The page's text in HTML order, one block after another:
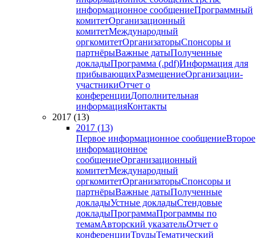
информационное сообщениеПрограммный
комитетОрганизационный
комитетМеждународный
оргкомитетОрганизаторыСпонсоры и
партнёрыВажные датыПолученные
докладыПрограмма (.pdf)Информация для
прибывающихРазмещениеОрганизации-
участникиОтчет о
конференцииДополнительная
информацияКонтакты
2017 (13)
2017 (13)
Первое информационное сообщениеВторое
информационное
сообщениеОрганизационный
комитетМеждународный
оргкомитетОрганизаторыСпонсоры и
партнёрыВажные датыПолученные
докладыУстные докладыСтендовые
докладыПрограммаПрограммы по
темамАвторский указательОтчет о
конференцииТрудыТематический